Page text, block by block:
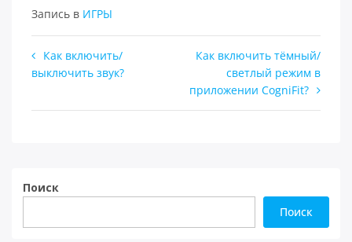
Запись в ИГРЫ
Навигация
по
записям
Как включить/
выключить звук?
Как включить тёмный/
светлый режим в
приложении CogniFit?
Поиск
Поиск